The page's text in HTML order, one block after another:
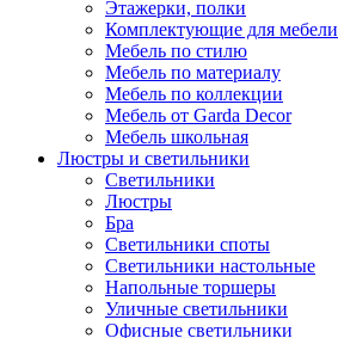
Этажерки, полки
Комплектующие для мебели
Мебель по стилю
Мебель по материалу
Мебель по коллекции
Мебель от Garda Decor
Мебель школьная
Люстры и светильники
Светильники
Люстры
Бра
Светильники споты
Светильники настольные
Напольные торшеры
Уличные светильники
Офисные светильники